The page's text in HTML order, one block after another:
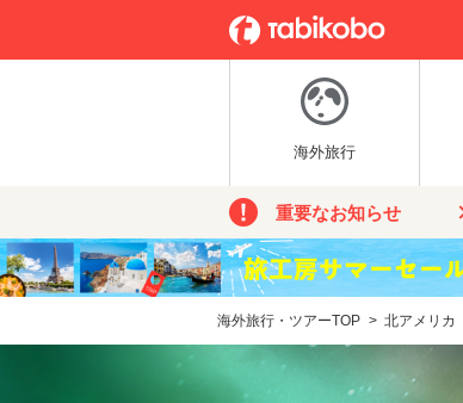
海外旅行
重要なお知らせ
海外旅行・ツアーTOP > 北アメリカ